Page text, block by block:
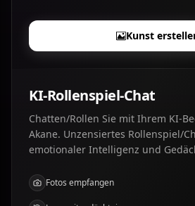
Kunst
KI-Rollenspiel-Chat
Chatten/Rollen Sie mit Ihrem KI-
Akane. Unzensiertes Rollenspiel/
emotionaler Intelligenz und
Fotos empfangen